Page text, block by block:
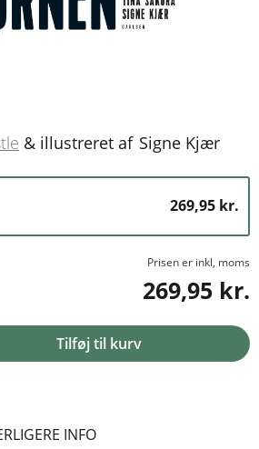
& illustreret af Signe Kjær
269,95 kr.
Prisen er inkl, moms
269,95 kr.
Tilføj til kurv
INFO